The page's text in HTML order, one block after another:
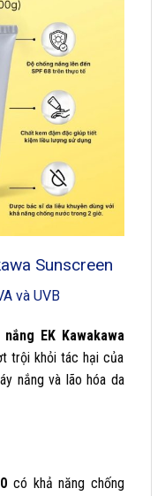
Sunscreen
và UVB
EK Kawakawa
trội khỏi tác hại của
nắng và lão hóa da
có khả năng chống